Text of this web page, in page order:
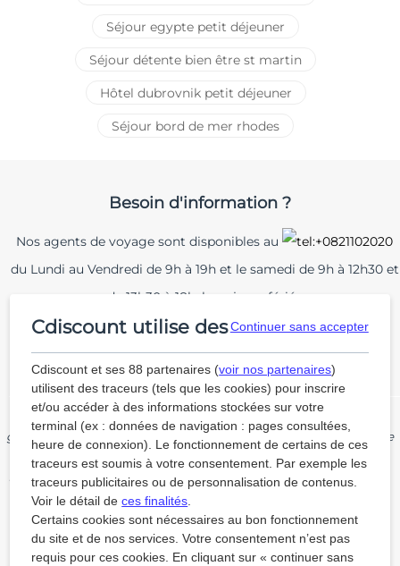
Séjour egypte petit déjeuner
Séjour détente bien être st martin
Hôtel dubrovnik petit déjeuner
Séjour bord de mer rhodes
Besoin d'information ?
Nos agents de voyage sont disponibles au
du Lundi au Vendredi de 9h à 19h et le samedi de 9h à 12h30 et
de 13h30 à 18h, hors jours fériés
Conditions générales de vente
Protection de la vie privée et cookies
(1) Voir conditions du paiement en 4 fois dans nos Conditions
générales de vente. Sous réserve d’acceptation de Cdiscount ou de
FLOA Bank.
(2) Nous acceptons les chèques vacances sur les réservations de
séjours et de location en dehors des "Ventes flash" et "Train + Bus".
Un séjour identifié par notre label "Plus responsable"
est un séjour qui sera effectué en train. Ce séjour sera
donc moins émissif que d’autres effectués avec un
autre moyen de transport (avion, voiture…). En le
Cdiscount utilise des cookies
Cdiscount et ses 88 partenaires (voir nos partenaires)
utilisent des traceurs (tels que les cookies) pour inscrire
et/ou accéder à des informations stockées sur votre
terminal (ex : données de navigation : pages consultées,
heure de connexion). Le fonctionnement de certains de ces
traceurs est soumis à votre consentement. Par exemple les
traceurs publicitaires ou de personnalisation de contenus.
Voir le détail deces finalités
Certains cookies sont nécessaires au bon fonctionnement
du site et de nos services. Votre consentement n’est pas
requis pour ces cookies. En cliquant sur « continuer sans
Continuer sans accepter